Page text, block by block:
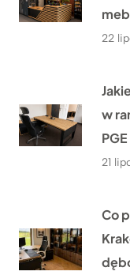
22
w
21
Co